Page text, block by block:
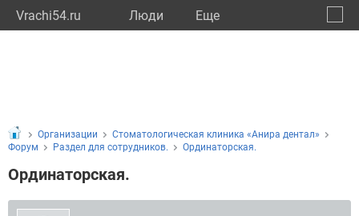
Vrachi54.ru Люди Eще
Организации
Стоматологическая клиника «Анира дентал»
Форум
Раздел для сотрудников. Ординаторская.
Ординаторская.